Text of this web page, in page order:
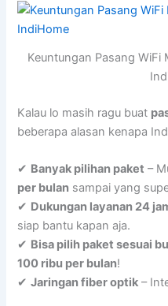
Keuntungan Pasang WiFi
Kalau lo masih ragu buat
beberapa alasan kenapa
✔ Banyak pilihan paket –
per bulan sampai yang
✔ Dukungan layanan 24
siap bantu kapan aja.
✔ Bisa pilih paket sesuai
100 ribu per bulan!
✔Jaringan fiber optik –